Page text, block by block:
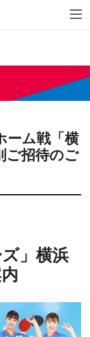
ーム戦「横
ご招待のご
」横浜